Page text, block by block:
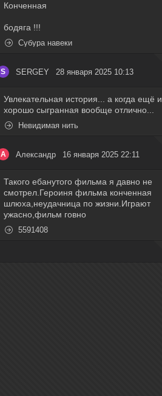
Конченная
бодяга !!!
Субура навеки
S SERGEY 28 января 2025 10:13
Увлекательная история... а когда ещё и
хорошо сыгранная вообще отлично...
Невидимая нить
А Александр 16 января 2025 22:11
Такого ебанутого фильма я давно не
смотрел.Героиня фильма конченная
шлюха,неудачница по жизни.Играют
ужасно,фильм говно
5591408